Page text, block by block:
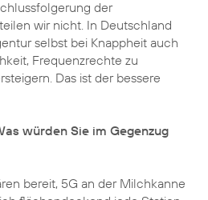
der
wir nicht. In Deutschland
selbst bei Knappheit auch
Frequenzrechte zu
Das ist der bessere
würden Sie im Gegenzug
bereit, 5G an der Milchkanne